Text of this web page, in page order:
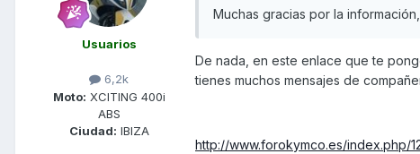
Usuarios
6,2k
Moto: XCITING 400i
ABS
Ciudad: IBIZA
Muchas gracias por la
De nada, en este enlace que te
tienes muchos mensajes de
http://www.forokymco.es/index.php/